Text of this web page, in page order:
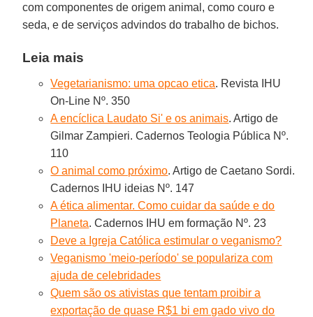
com componentes de origem animal, como couro e
seda, e de serviços advindos do trabalho de bichos.
Leia mais
Vegetarianismo: uma opcao etica. Revista IHU
On-Line Nº. 350
A encíclica Laudato Si' e os animais. Artigo de
Gilmar Zampieri. Cadernos Teologia Pública Nº.
110
O animal como próximo. Artigo de Caetano Sordi.
Cadernos IHU ideias Nº. 147
A ética alimentar. Como cuidar da saúde e do
Planeta. Cadernos IHU em formação Nº. 23
Deve a Igreja Católica estimular o veganismo?
Veganismo 'meio-período' se populariza com
ajuda de celebridades
Quem são os ativistas que tentam proibir a
exportação de quase R$1 bi em gado vivo do